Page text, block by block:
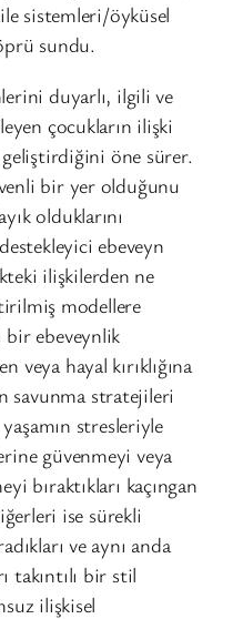
sistemleri/öyküsel
sundu.
duyarlı, ilgili ve
çocukların ilişki
öne sürer.
bir yer olduğunu
olduklarını
ebeveyn
ilişkilerden ne
modellere
bir ebeveynlik
veya hayal kırıklığına
savunma stratejileri
stresleriyle
güvenmeyi veya
bıraktıkları kaçıngan
ise sürekli
ve aynı anda
takıntılı bir stil
ilişkisel